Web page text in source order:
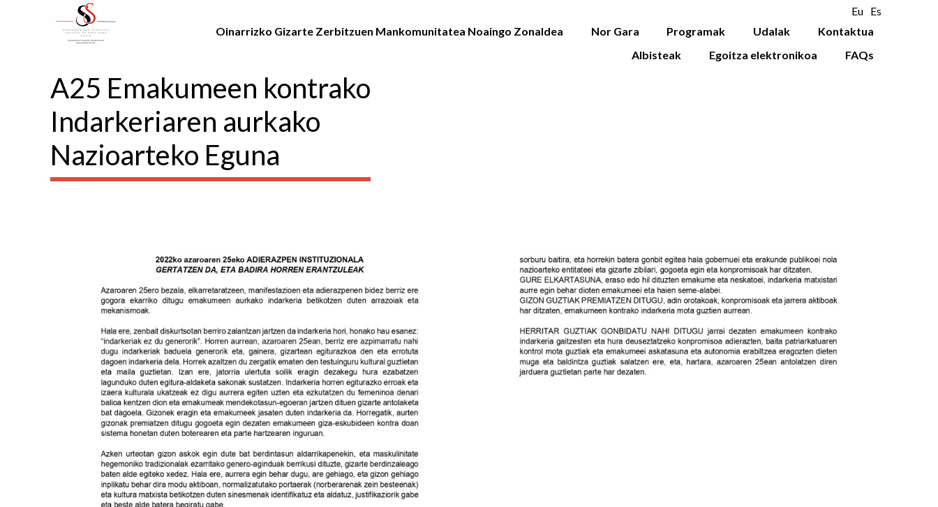
Eu Es
Oinarrizko Gizarte Zerbitzuen Mankomunitatea Noaingo Zonaldea
Nor Gara Programak Udalak
Kontaktua
Albisteak
Egoitza elektronikoa FAQs
A25 Emakumeen kontrako
Indarkeriaren aurkako
Nazioarteko Eguna